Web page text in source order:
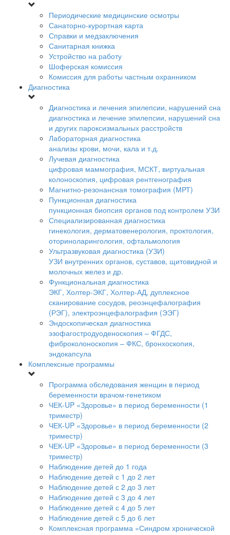
Периодические медицинские осмотры
Санаторно-курортная карта
Справки и медзаключения
Санитарная книжка
Устройство на работу
Шоферская комиссия
Комиссия для работы частным охранником
Диагностика
Диагностика и лечения эпилепсии, нарушений сна
диагностика и лечение эпилепсии, нарушений сна
и других пароксизмальных расстройств
Лабораторная диагностика
анализы крови, мочи, кала и т.д.
Лучевая диагностика
цифровая маммография, МСКТ, виртуальная
колоноскопия, цифровая рентгенография
Магнитно-резонансная томография (МРТ)
Пункционная диагностика
пункционная биопсия органов под контролем УЗИ
Специализированная диагностика
гинекология, дерматовенерология, проктология,
оториноларингология, офтальмология
Ультразвуковая диагностика (УЗИ)
УЗИ внутренних органов, суставов, щитовидной и
молочных желез и др.
Функциональная диагностика
ЭКГ, Холтер-ЭКГ, Холтер-АД, дуплексное
сканирование сосудов, реоэнцефалография
(РЭГ), электроэнцефалография (ЭЭГ)
Эндоскопическая диагностика
эзофагостродуоденоскопия – ФГДС,
фиброколоноскопия – ФКС, бронхоскопия,
эндокапсула
Комплексные программы
Программа обследования женщин в период
беременности врачом-генетиком
ЧЕК-UP «Здоровье» в период беременности (1
триместр)
ЧЕК-UP «Здоровье» в период беременности (2
триместр)
ЧЕК-UP «Здоровье» в период беременности (3
триместр)
Наблюдение детей до 1 года
Наблюдение детей с 1 до 2 лет
Наблюдение детей с 2 до 3 лет
Наблюдение детей с 3 до 4 лет
Наблюдение детей с 4 до 5 лет
Наблюдение детей с 5 до 6 лет
Комплексная программа «Синдром хронической